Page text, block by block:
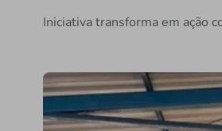
Iniciativa transforma em ação